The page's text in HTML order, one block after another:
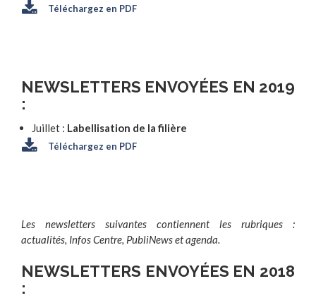
Téléchargez en PDF
NEWSLETTERS ENVOYÉES EN 2019
:
Juillet : Labellisation de la filière
Téléchargez en PDF
Les newsletters suivantes contiennent les rubriques :
actualités, Infos Centre, PubliNews et agenda.
NEWSLETTERS ENVOYÉES EN 2018
: